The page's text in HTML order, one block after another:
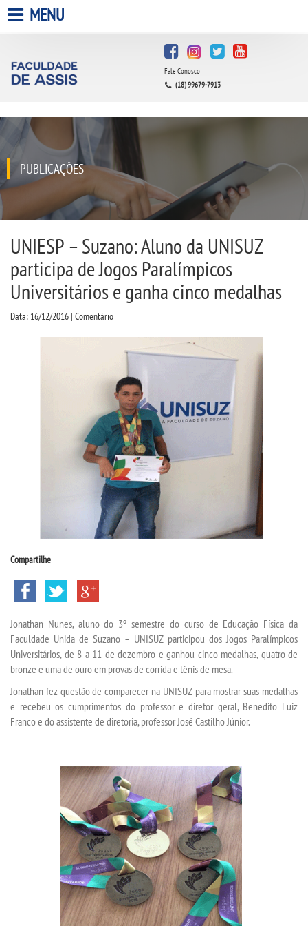
A FACULDADE
QUEM SOMOS
INFRAESTRUTURA
BIBLIOTECA
CPA
CPSA
BACHARELADOS
LICENCIATURAS
VESTIBULAR
INSCREVA-SE
SEGUNDA GRADUAÇÃO
MATRÍCULA
EDITAL
PUBLICAÇÕES
DESTAQUES
REVISTAS ELETRÔNICAS
REVISTA TRANSVERSAL
UNIESP NEWS
MENU
Fale Conosco
(18) 99679-7913
PUBLICAÇÕES
UNIESP – Suzano: Aluno da UNISUZ
participa de Jogos Paralímpicos
Universitários e ganha cinco medalhas
Data: 16/12/2016 | Comentário
Compartilhe
Jonathan Nunes, aluno do 3º semestre do curso de Educação Física da
Faculdade Unida de Suzano – UNISUZ participou dos Jogos Paralímpicos
Universitários, de 8 a 11 de dezembro e ganhou cinco medalhas, quatro de
bronze e uma de ouro em provas de corrida e tênis de mesa.
Jonathan fez questão de comparecer na UNISUZ para mostrar suas medalhas
e recebeu os cumprimentos do professor e diretor geral, Benedito Luiz
Franco e do assistente de diretoria, professor José Castilho Júnior.